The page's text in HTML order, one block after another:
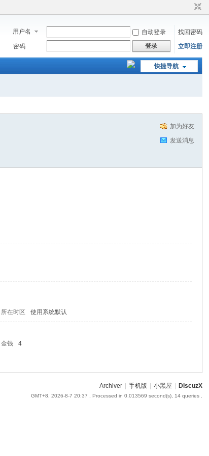
用户名 自动登录
找回密码
密码
登录 立即注册
快捷导航
加为好友
发送消息
所在时区 使用系统默认
金钱
4
Archiver 手机版 小黑屋 DiscuzX
GMT+8, 2026-8-7 20:37 , Processed in 0.013569 second(s), 14 queries .